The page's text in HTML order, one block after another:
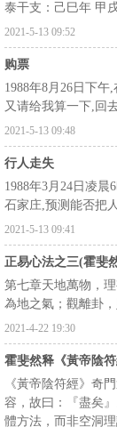
学
泰干支：己巳
2021-5-13 09:52
购票
1988年8月26日下
又请给我算一下,回
2021-5-13 09:48
行人走失
1988年3月24日凌
石家庄,预测能
2021-5-13 09:41
正易心法之三(霍斐
第七章天地萬物，
為地之氣；觀離卦
2021-4-22 19:30
霍斐然释《黃帝陰
《黃帝陰符經》奇
容，故曰：『盡矣
體方法，而非空洞